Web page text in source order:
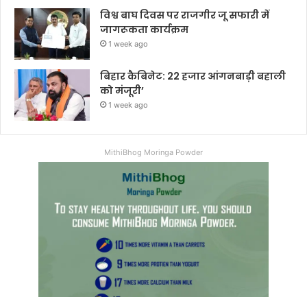
विश्व बाघ दिवस पर राजगीर जू सफारी में
जागरूकता कार्यक्रम
1 week ago
बिहार कैबिनेट: 22 हजार आंगनबाड़ी बहाली
को मंजूरी’
1 week ago
MithiBhog Moringa Powder